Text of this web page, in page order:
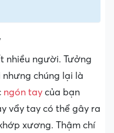
nhiều người. Tưởng
chúng lại là
ngón tay của bạn
vẩy tay có thể gây ra
xương. Thậm chí